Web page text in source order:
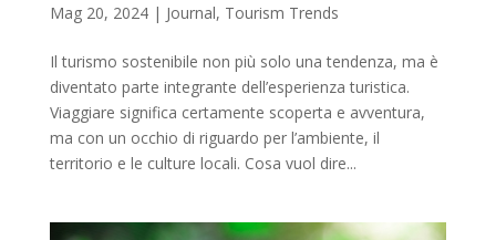
Mag 20, 2024| Journal, Tourism Trends
Il turismo sostenibile non più solo una tendenza, ma è
diventato parte integrante dell’esperienza turistica.
Viaggiare significa certamente scoperta e avventura,
ma con un occhio di riguardo per l’ambiente, il
territorio e le culture locali. Cosa vuol dire...